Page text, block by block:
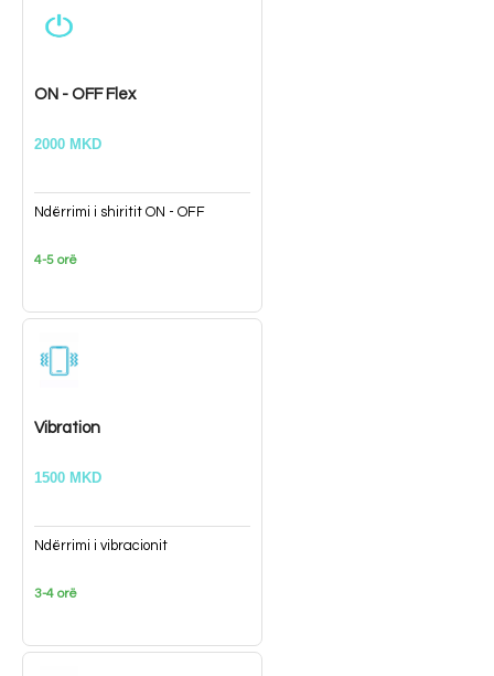
ON - OFF Flex
2000 MKD
Ndërrimi i shiritit ON - OFF
4-5 orë
Vibration
1500 MKD
Ndërrimi i vibracionit
3-4 orë